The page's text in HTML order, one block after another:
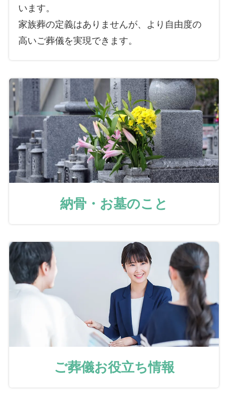
います。
家族葬の定義はありませんが、より自由度の
高いご葬儀を実現できます。
納骨・お墓のこと
ご葬儀お役立ち情報